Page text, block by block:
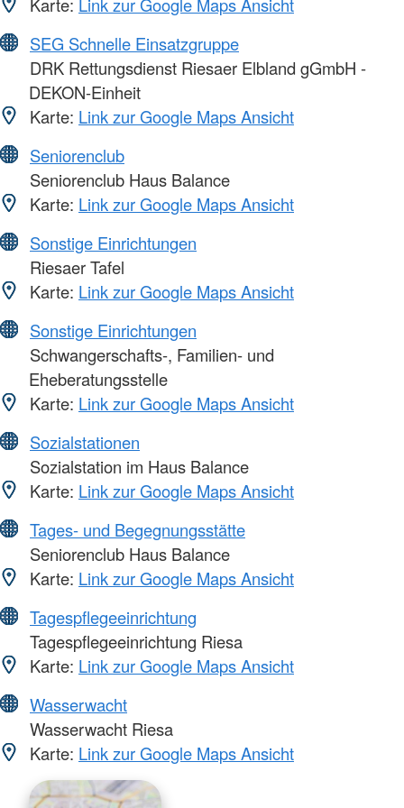
Karte: Link zur Google Maps Ansicht
SEG Schnelle Einsatzgruppe
DRK Rettungsdienst Riesaer Elbland gGmbH -
DEKON-Einheit
Karte: Link zur Google Maps Ansicht
Seniorenclub
Seniorenclub Haus Balance
Karte: Link zur Google Maps Ansicht
Sonstige Einrichtungen
Riesaer Tafel
Karte: Link zur Google Maps Ansicht
Sonstige Einrichtungen
Schwangerschafts-, Familien- und
Eheberatungsstelle
Karte: Link zur Google Maps Ansicht
Sozialstationen
Sozialstation im Haus Balance
Karte: Link zur Google Maps Ansicht
Tages- und Begegnungsstätte
Seniorenclub Haus Balance
Karte: Link zur Google Maps Ansicht
Tagespflegeeinrichtung
Tagespflegeeinrichtung Riesa
Karte: Link zur Google Maps Ansicht
Wasserwacht
Wasserwacht Riesa
Karte: Link zur Google Maps Ansicht